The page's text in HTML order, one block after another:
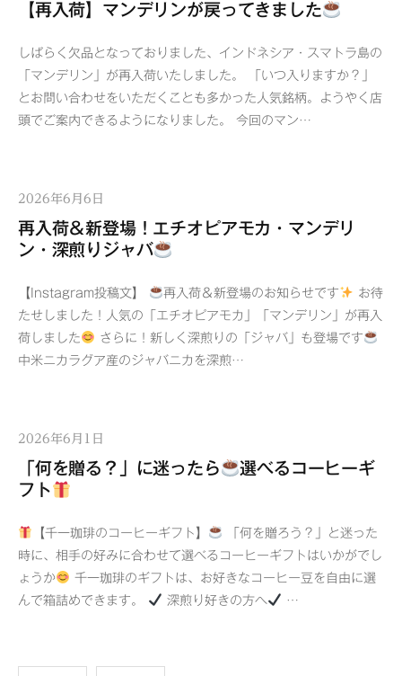
【再入荷】マンデリンが戻ってきました
しばらく欠品となっておりました、インドネシア・スマトラ島の
「マンデリン」が再入荷いたしました。 「いつ入りますか？」
とお問い合わせをいただくことも多かった人気銘柄。ようやく店
頭でご案内できるようになりました。 今回のマン…
2026年6月6日
再入荷＆新登場！エチオピアモカ・マンデリ
ン・深煎りジャバ
【Instagram投稿文】 再入荷＆新登場のお知らせです
お待
たせしました！人気の「エチオピアモカ」「マンデリン」が再入
荷しました
さらに！新しく深煎りの「ジャバ」も登場です
中米ニカラグア産のジャバニカを深煎…
2026年6月1日
「何を贈る？」に迷ったら
選べるコーヒーギ
フト
【千一珈琲のコーヒーギフト】
「何を贈ろう？」と迷った
時に、相手の好みに合わせて選べるコーヒーギフトはいかがでし
ょうか
千一珈琲のギフトは、お好きなコーヒー豆を自由に選
んで箱詰めできます。
深煎り好きの方へ …